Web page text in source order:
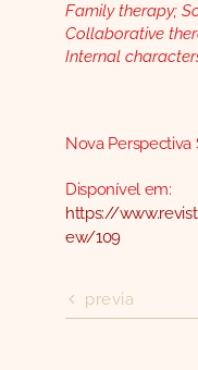
Family therapy;
Collaborative
Internal
Nova Perspectiva
Disponível em:
https://
ew/109
previa